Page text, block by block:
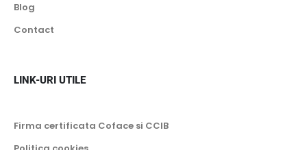
Blog
Contact
LINK-URI UTILE
Firma certificata Coface si CCIB